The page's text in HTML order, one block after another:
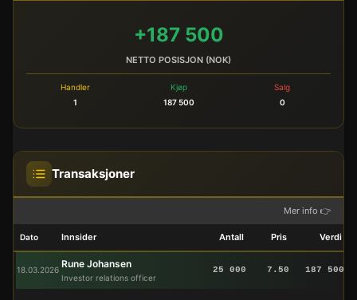
+187 500
NETTO POSISJON (NOK)
Handler
1
Kjøp
187 500
Salg
0
Transaksjoner
Mer info 👉
Dato Innsider Antall Pris Verdi
18.03.2026 Rune Johansen
Investor relations officer
25 000 7.50 187 500